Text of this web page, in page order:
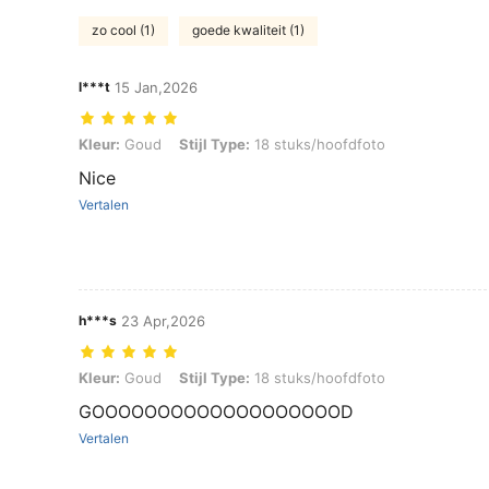
zo cool (1) goede kwaliteit (1)
l***t 15 Jan,2026
Kleur: Goud, Stijl Type: 18 stuks/hoofdfoto
Kleur: Goud Stijl Type: 18 stuks/hoofdfoto
Nice
Vertalen
h***s 23 Apr,2026
Kleur: Goud, Stijl Type: 18 stuks/hoofdfoto
Kleur: Goud Stijl Type: 18 stuks/hoofdfoto
GOOOOOOOOOOOOOOOOOOOD
Vertalen